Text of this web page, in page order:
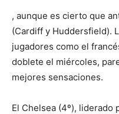
, aunque es cierto que
(Cardiff y Huddersfield).
jugadores como el
doblete el miércoles,
mejores sensaciones.
El Chelsea (4º), liderado